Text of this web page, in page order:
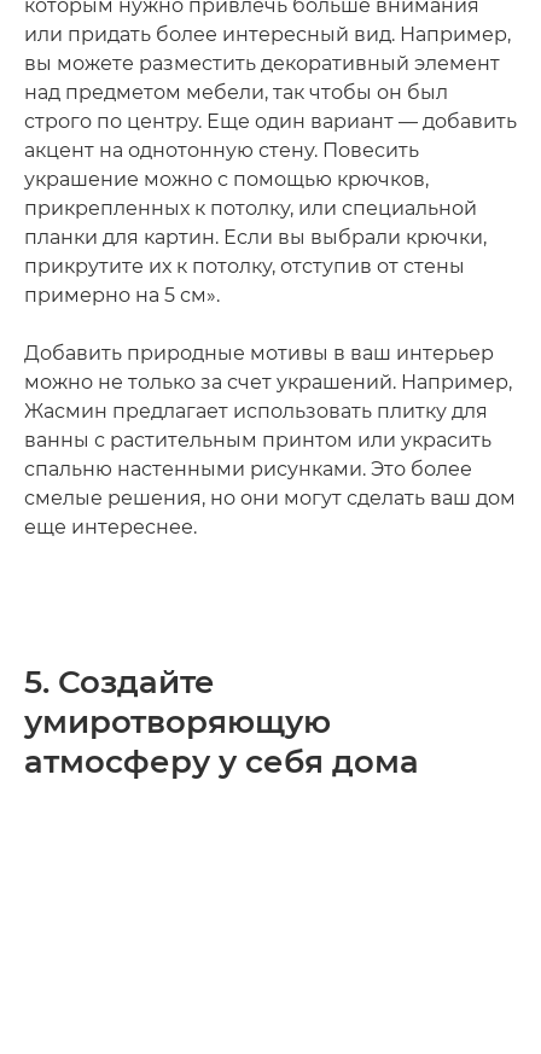
которым нужно привлечь больше внимания
или придать более интересный вид. Например,
вы можете разместить декоративный элемент
над предметом мебели, так чтобы он был
строго по центру. Еще один вариант — добавить
акцент на однотонную стену. Повесить
украшение можно с помощью крючков,
прикрепленных к потолку, или специальной
планки для картин. Если вы выбрали крючки,
прикрутите их к потолку, отступив от стены
примерно на 5 см».
Добавить природные мотивы в ваш интерьер
можно не только за счет украшений. Например,
Жасмин предлагает использовать плитку для
ванны с растительным принтом или украсить
спальню настенными рисунками. Это более
смелые решения, но они могут сделать ваш дом
еще интереснее.
5. Создайте
умиротворяющую
атмосферу у себя дома